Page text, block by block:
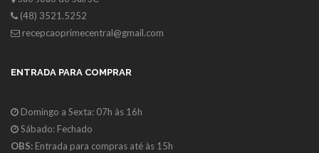
(48) 3521.5252
recepcaoprimecentral@gmail.com
ENTRADA PARA COMPRAR
Domingo a Sexta: 07h às 16h
Sábado: Fechado
OBS: Entrada para compras até às 15h